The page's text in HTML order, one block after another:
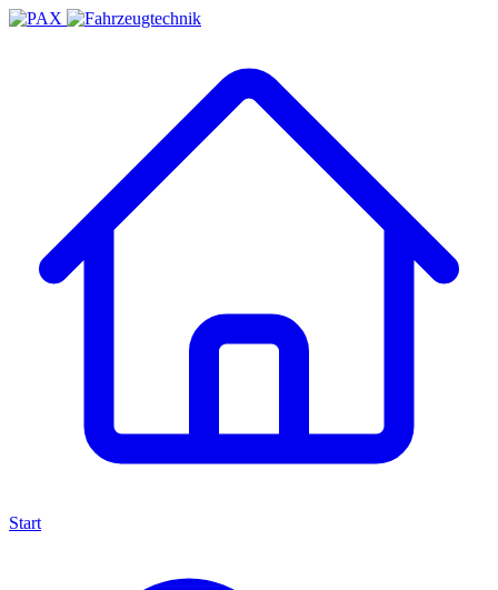
Start